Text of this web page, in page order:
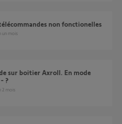
non fonctionelles
un mois
?
2 mois